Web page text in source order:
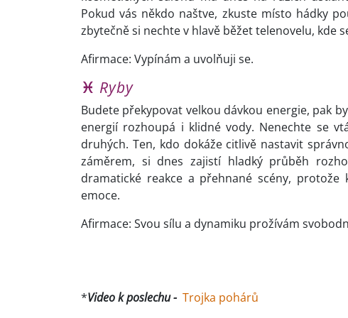
Pokud vás někdo naštve, zkuste místo hádky
zbytečně si nechte v hlavě běžet telenovelu, kde
Afirmace: Vypínám a uvolňuji se.
♓ Ryby
Budete překypovat velkou dávkou energie, pak
energií rozhoupá i klidné vody. Nenechte se
druhých. Ten, kdo dokáže citlivě nastavit
záměrem, si dnes zajistí hladký průběh
dramatické reakce a přehnané scény,
emoce.
Afirmace: Svou sílu a dynamiku prožívám
*Video k poslechu - Trojka pohárů